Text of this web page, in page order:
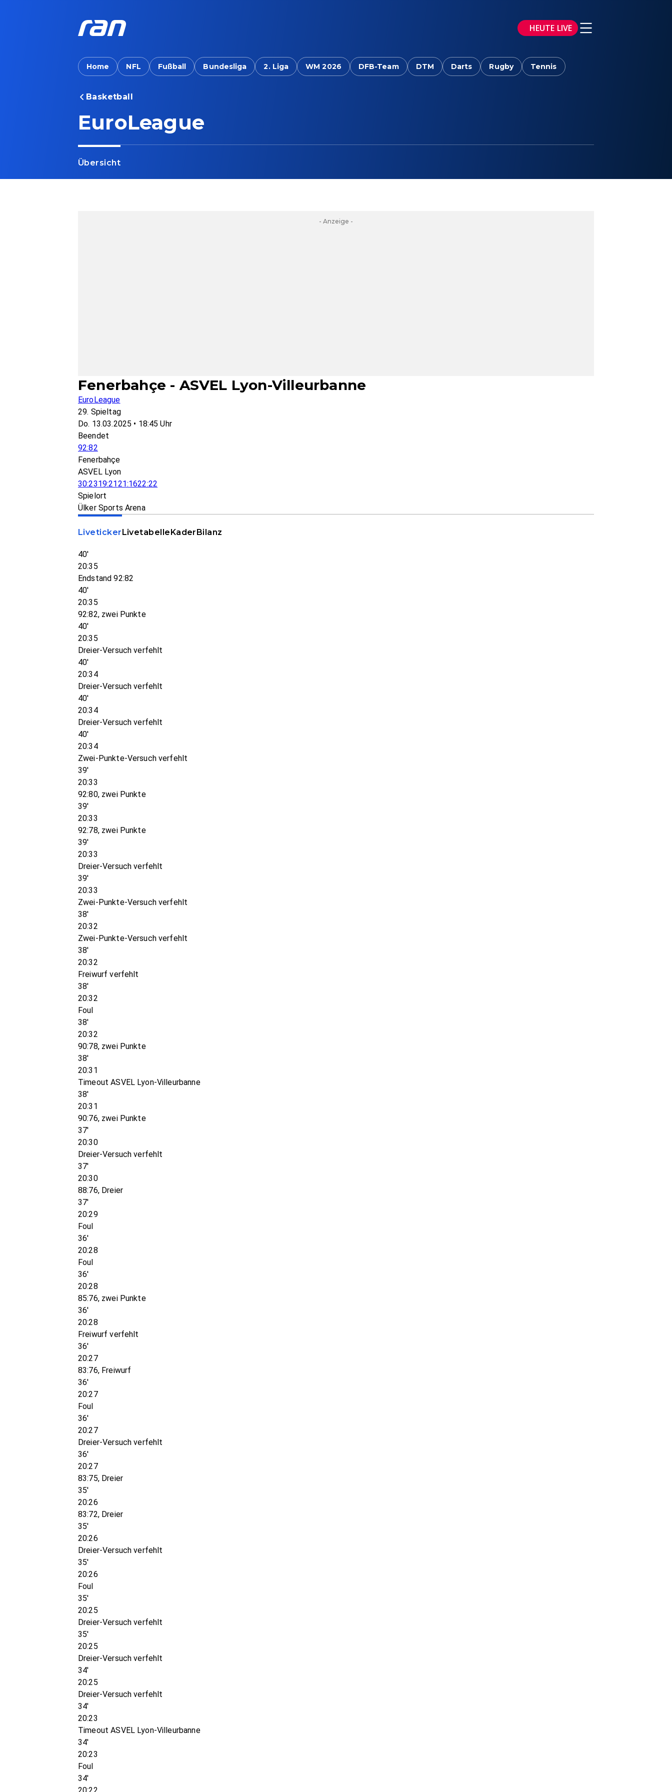
HEUTE LIVE
Home NFL Fußball Bundesliga 2. Liga WM 2026 DFB-Team DTM Darts Rugby Tennis
Basketball
EuroLeague
Übersicht
- Anzeige -
Fenerbahçe - ASVEL Lyon-Villeurbanne
EuroLeague
29. Spieltag
Do. 13.03.2025 • 18:45 Uhr
Beendet
92:82
Fenerbahçe
ASVEL Lyon
30:2319:2121:1622:22
Spielort
Ülker Sports Arena
LivetickerLivetabelleKaderBilanz
40'
20:35
Endstand 92:82
40'
20:35
92:82, zwei Punkte
40'
20:35
Dreier-Versuch verfehlt
40'
20:34
Dreier-Versuch verfehlt
40'
20:34
Dreier-Versuch verfehlt
40'
20:34
Zwei-Punkte-Versuch verfehlt
39'
20:33
92:80, zwei Punkte
39'
20:33
92:78, zwei Punkte
39'
20:33
Dreier-Versuch verfehlt
39'
20:33
Zwei-Punkte-Versuch verfehlt
38'
20:32
Zwei-Punkte-Versuch verfehlt
38'
20:32
Freiwurf verfehlt
38'
20:32
Foul
38'
20:32
90:78, zwei Punkte
38'
20:31
Timeout ASVEL Lyon-Villeurbanne
38'
20:31
90:76, zwei Punkte
37'
20:30
Dreier-Versuch verfehlt
37'
20:30
88:76, Dreier
37'
20:29
Foul
36'
20:28
Foul
36'
20:28
85:76, zwei Punkte
36'
20:28
Freiwurf verfehlt
36'
20:27
83:76, Freiwurf
36'
20:27
Foul
36'
20:27
Dreier-Versuch verfehlt
36'
20:27
83:75, Dreier
35'
20:26
83:72, Dreier
35'
20:26
Dreier-Versuch verfehlt
35'
20:26
Foul
35'
20:25
Dreier-Versuch verfehlt
35'
20:25
Dreier-Versuch verfehlt
34'
20:25
Dreier-Versuch verfehlt
34'
20:23
Timeout ASVEL Lyon-Villeurbanne
34'
20:23
Foul
34'